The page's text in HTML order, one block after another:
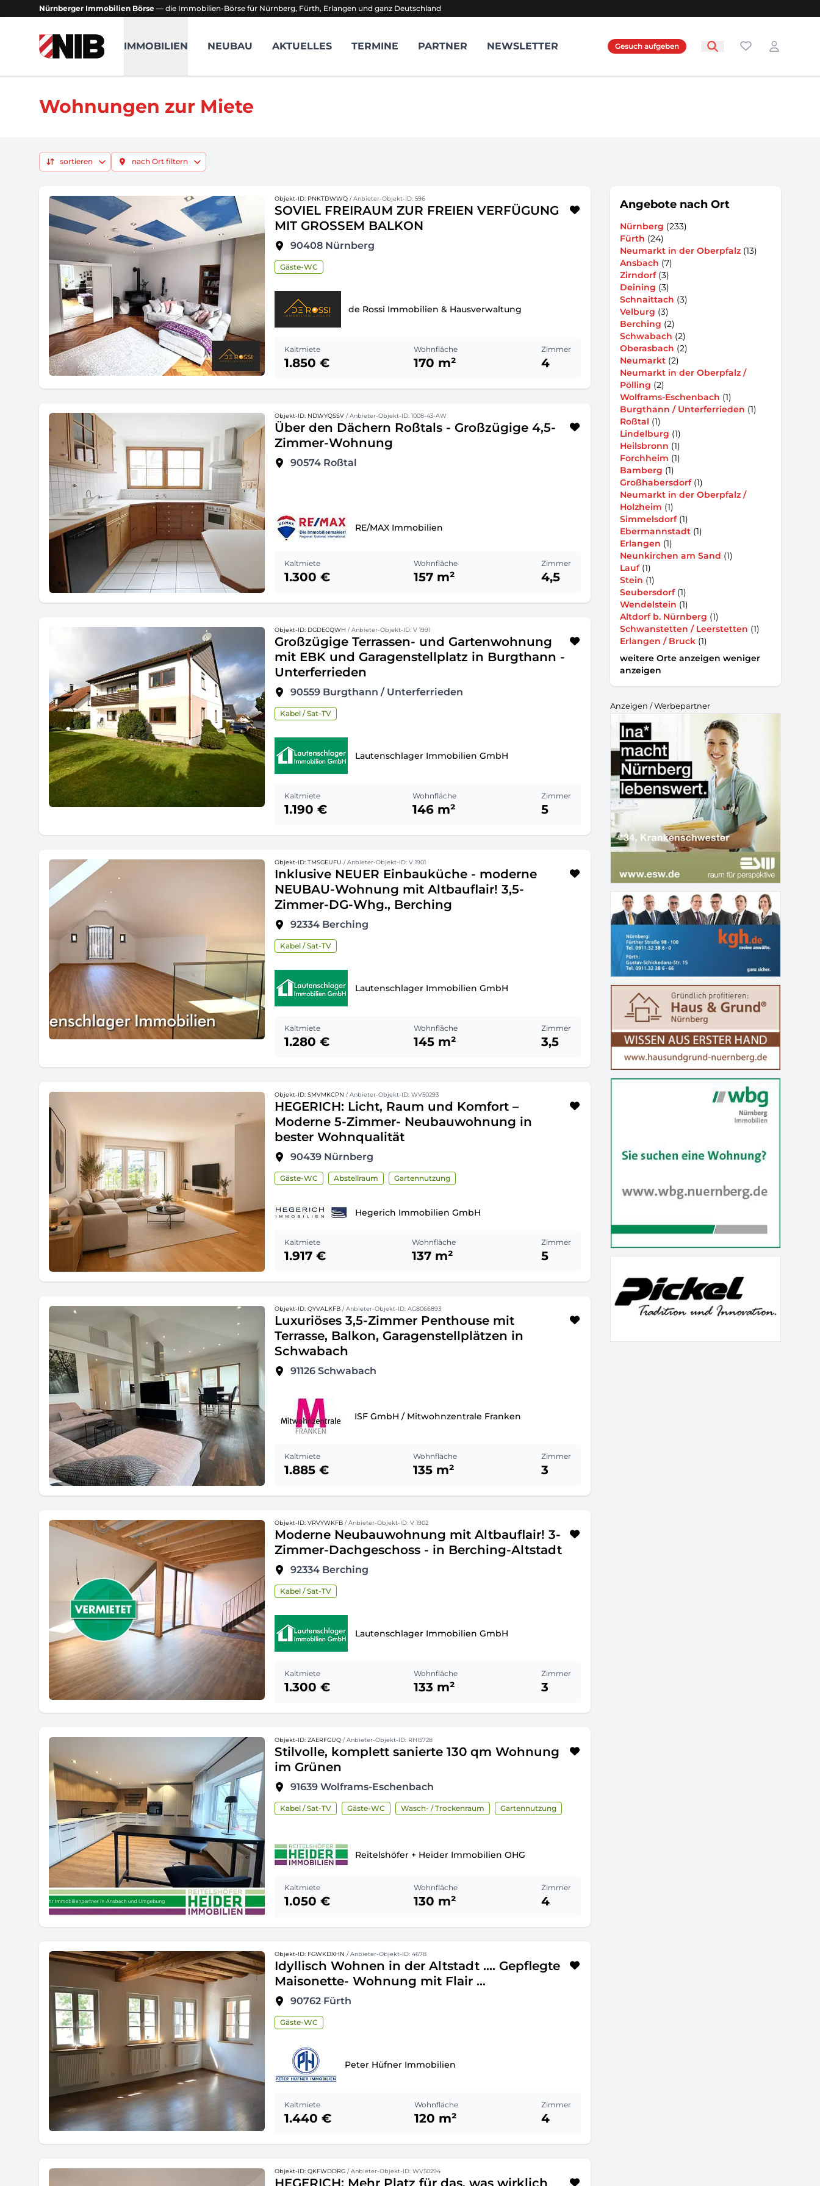
Nürnberger Immobilien Börse — die Immobilien-Börse für Nürnberg, Fürth, Erlangen und ganz Deutschland
NIB - Nürnberger Immobilien Börse
IMMOBILIEN NEUBAU AKTUELLES TERMINE PARTNER NEWSLETTER Gesuch aufgeben Favoriten
Login
Wohnungen zur Miete
sortieren nach Ort filtern
Objekt-ID: PNKTDWWQ / Anbieter-Objekt-ID: 596
SOVIEL FREIRAUM ZUR FREIEN VERFÜGUNG
MIT GROSSEM BALKON
90408 Nürnberg
Gäste-WC
de Rossi Immobilien & Hausverwaltung
Kaltmiete
1.850 €
Wohnfläche
170 m²
Zimmer
4
Objekt-ID: NDWYQSSV / Anbieter-Objekt-ID: 1008-43-AW
Über den Dächern Roßtals - Großzügige 4,5-
Zimmer-Wohnung
90574 Roßtal
RE/MAX Immobilien
Kaltmiete
1.300 €
Wohnfläche
157 m²
Zimmer
4,5
Objekt-ID: DGDECQWH / Anbieter-Objekt-ID: V 1991
Großzügige Terrassen- und Gartenwohnung
mit EBK und Garagenstellplatz in Burgthann -
Unterferrieden
90559 Burgthann / Unterferrieden
Kabel / Sat-TV
Lautenschlager Immobilien GmbH
Kaltmiete
1.190 €
Wohnfläche
146 m²
Zimmer
5
Objekt-ID: TMSGEUFU / Anbieter-Objekt-ID: V 1901
Inklusive NEUER Einbauküche - moderne
NEUBAU-Wohnung mit Altbauflair! 3,5-
Zimmer-DG-Whg., Berching
92334 Berching
Kabel / Sat-TV
Lautenschlager Immobilien GmbH
Kaltmiete
1.280 €
Wohnfläche
145 m²
Zimmer
3,5
Objekt-ID: SMVMKCPN / Anbieter-Objekt-ID: WV50293
HEGERICH: Licht, Raum und Komfort –
Moderne 5-Zimmer- Neubauwohnung in
bester Wohnqualität
90439 Nürnberg
Gäste-WC Abstellraum Gartennutzung
Hegerich Immobilien GmbH
Kaltmiete
1.917 €
Wohnfläche
137 m²
Zimmer
5
Objekt-ID: QYVALKFB / Anbieter-Objekt-ID: AG8066893
Luxuriöses 3,5-Zimmer Penthouse mit
Terrasse, Balkon, Garagenstellplätzen in
Schwabach
91126 Schwabach
ISF GmbH / Mitwohnzentrale Franken
Kaltmiete
1.885 €
Wohnfläche
135 m²
Zimmer
3
Objekt-ID: VRVYWKFB / Anbieter-Objekt-ID: V 1902
Moderne Neubauwohnung mit Altbauflair! 3-
Zimmer-Dachgeschoss - in Berching-Altstadt
92334 Berching
Kabel / Sat-TV
Lautenschlager Immobilien GmbH
Kaltmiete
1.300 €
Wohnfläche
133 m²
Zimmer
3
Objekt-ID: ZAERFGUQ / Anbieter-Objekt-ID: RHI5728
Stilvolle, komplett sanierte 130 qm Wohnung
im Grünen
91639 Wolframs-Eschenbach
Kabel / Sat-TV Gäste-WC Wasch- / Trockenraum Gartennutzung
Reitelshöfer + Heider Immobilien OHG
Kaltmiete
1.050 €
Wohnfläche
130 m²
Zimmer
4
Objekt-ID: FGWKDXHN / Anbieter-Objekt-ID: 4678
Idyllisch Wohnen in der Altstadt .... Gepflegte
Maisonette- Wohnung mit Flair ...
90762 Fürth
Gäste-WC
Peter Hüfner Immobilien
Kaltmiete
1.440 €
Wohnfläche
120 m²
Zimmer
4
Objekt-ID: QKFWDDRG / Anbieter-Objekt-ID: WV50294
HEGERICH: Mehr Platz für das, was wirklich
Angebote nach Ort
Nürnberg (233)
Fürth (24)
Neumarkt in der Oberpfalz (13)
Ansbach (7)
Zirndorf(3)
Deining (3)
Schnaittach (3)
Velburg (3)
Berching (2)
Schwabach (2)
Oberasbach (2)
Neumarkt (2)
Neumarkt in der Oberpfalz /
Pölling (2)
Wolframs-Eschenbach (1)
Burgthann / Unterferrieden (1)
Roßtal (1)
Lindelburg (1)
Heilsbronn (1)
Forchheim (1)
Bamberg (1)
Großhabersdorf(1)
Neumarkt in der Oberpfalz /
Holzheim (1)
Simmelsdorf(1)
Ebermannstadt (1)
Erlangen (1)
Neunkirchen am Sand (1)
Lauf(1)
Stein (1)
Seubersdorf(1)
Wendelstein (1)
Altdorf b. Nürnberg (1)
Schwanstetten / Leerstetten (1)
Erlangen / Bruck (1)
weitere Orte anzeigen weniger
anzeigen
Anzeigen / Werbepartner